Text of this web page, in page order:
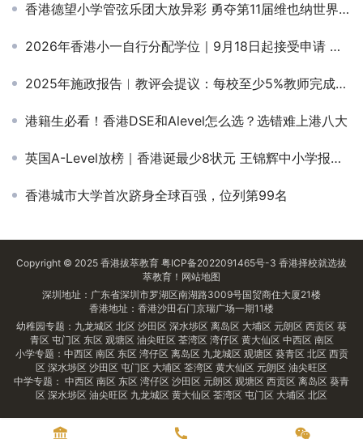
香港德望小学管弦乐团大放异彩 勇夺第11届维也纳世界管弦乐节金奖
2026年香港小一自行分配学位｜9月18日起接受申请 截止日期为9月26日
2025年施政报告︱教评会提议：每校至少5%教师完成人工智能基础培训
港籍生必看！香港DSE和Alevel怎么选？选错难上港八大
英国A-Level放榜｜香港诞最少8状元 王锦辉中小学报喜 1人将入读中大医学院
香港城市大学首次跻身全球百强，位列第99名
Copyright © 2025 香港拔萃教育 粤ICP备2022091465号-3 香港择校就选拔
萃教育！ 网站地图
深圳地址：广东省深圳市罗湖区南湖路3009号国贸商住大厦21楼
香港地址：香港沙田石门京瑞广场一期11楼
幼稚园专题： 九龙城区 北区 沙田区 深水埗区 离岛区 大埔区 元朗区 西贡区 葵
青区 屯门区 东区 观塘区 油尖旺区 荃湾区 湾仔区 黄大仙区 中西区 南区
小学专题： 中西区 南区 东区 湾仔区 离岛区 九龙城区 观塘区 葵青区 北区 西贡
区 深水埗区 沙田区 屯门区 大埔区 荃湾区 黄大仙区 元朗区 油尖旺区
中学专题： 中西区 南区 东区 湾仔区 沙田区 元朗区 观塘区 西贡区 离岛区 葵青
区 深水埗区 油尖旺区 九龙城区 黄大仙区 荃湾区 屯门区 大埔区 北区